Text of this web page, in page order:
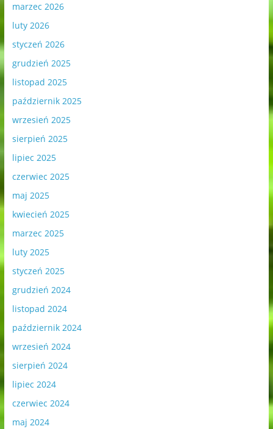
marzec 2026
luty 2026
styczeń 2026
grudzień 2025
listopad 2025
październik 2025
wrzesień 2025
sierpień 2025
lipiec 2025
czerwiec 2025
maj 2025
kwiecień 2025
marzec 2025
luty 2025
styczeń 2025
grudzień 2024
listopad 2024
październik 2024
wrzesień 2024
sierpień 2024
lipiec 2024
czerwiec 2024
maj 2024